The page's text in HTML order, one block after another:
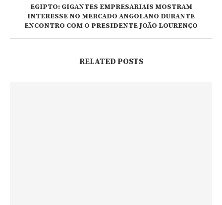
EGIPTO: GIGANTES EMPRESARIAIS MOSTRAM
INTERESSE NO MERCADO ANGOLANO DURANTE
ENCONTRO COM O PRESIDENTE JOÃO LOURENÇO
RELATED POSTS